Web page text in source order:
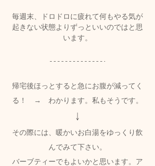
毎週末、ドロドロに疲れて何もやる気が
起きない状態よりずっといいのではと思
います。
帰宅後ほっとすると急にお腹が減ってく
る！　→　わかります。私もそうです。
↓
その際には、暖かいお白湯をゆっくり飲
んでみて下さい。
バーブティーでもよいかと思います。ア